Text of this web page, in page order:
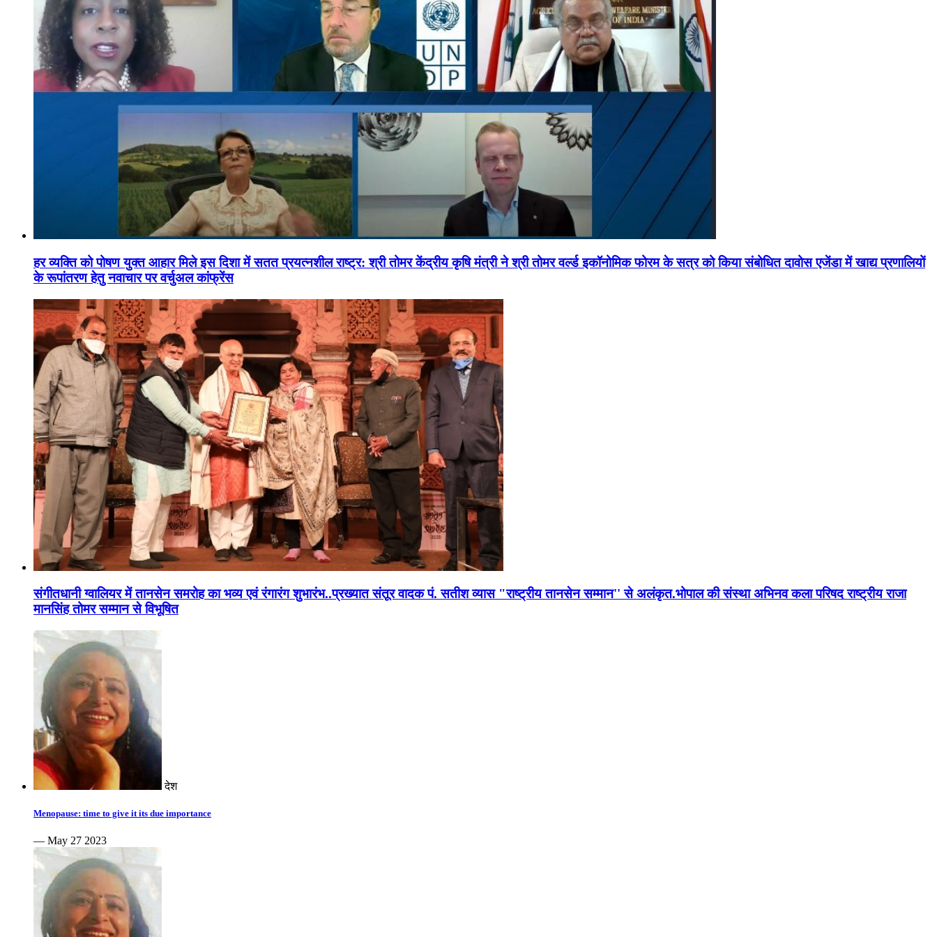
हर व्यक्ति को पोषण युक्त आहार मिले इस दिशा में सतत प्रयत्नशील राष्ट्र: श्री तोमर केंद्रीय कृषि मंत्री ने श्री तोमर वर्ल्ड इकॉनोमिक फोरम के सत्र को किया संबोधित दावोस एजेंडा में खाद्य प्रणालियों
के रूपांतरण हेतु नवाचार पर वर्चुअल कांफ्रेंस
संगीतधानी ग्वालियर में तानसेन समरोह का भव्य एवं रंगारंग शुभारंभ..प्रख्यात संतूर वादक पं. सतीश व्यास "राष्ट्रीय तानसेन सम्मान'' से अलंकृत.भोपाल की संस्था अभिनव कला परिषद राष्ट्रीय राजा
मानसिंह तोमर सम्मान से विभूषित
देश
Menopause: time to give it its due importance
— May 27 2023